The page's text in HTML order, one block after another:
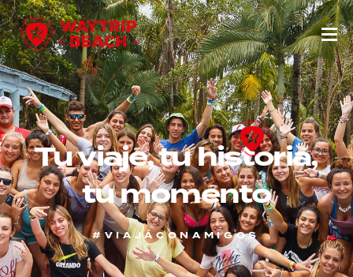
Tu viaje, tu historia,
tu momento
#VIAJÁCONAMIGOS